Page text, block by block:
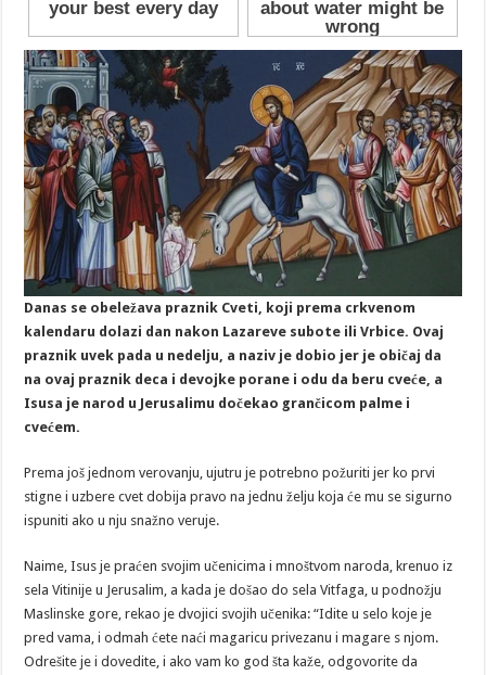
Danas se obeležava praznik Cveti, koji prema crkvenom
kalendaru dolazi dan nakon Lazareve subote ili Vrbice. Ovaj
praznik uvek pada u nedelju, a naziv je dobio jer je običaj da
na ovaj praznik deca i devojke porane i odu da beru cveće, a
Isusa je narod u Jerusalimu dočekao grančicom palme i
cvećem.
Prema još jednom verovanju, ujutru je potrebno požuriti jer ko prvi
stigne i uzbere cvet dobija pravo na jednu želju koja će mu se sigurno
ispuniti ako u nju snažno veruje.
Naime, Isus je praćen svojim učenicima i mnoštvom naroda, krenuo iz
sela Vitinije u Jerusalim, a kada je došao do sela Vitfaga, u podnožju
Maslinske gore, rekao je dvojici svojih učenika: “Idite u selo koje je
pred vama, i odmah ćete naći magaricu privezanu i magare s njom.
Odrešite je i dovedite, i ako vam ko god šta kaže, odgovorite da